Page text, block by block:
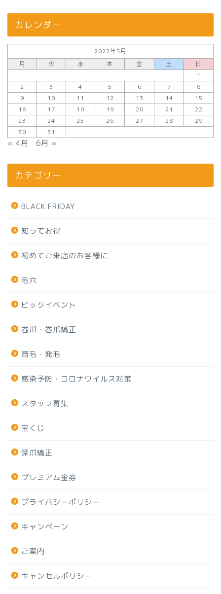
カレンダー
2022年5月
月
火 水 木 金 土
日
1
2
3 4 5 6 7
8
9
10 11 12 13 14
15
16
17 18 19 20 21
22
23
24 25 26 27 28
29
30
31
« 4月 6月 »
カテゴリー
BLACK FRIDAY
知ってお得
初めてご来店のお客様に
毛穴
ビックイベント
巻爪・巻爪矯正
育毛・発毛
感染予防・コロナウイルス対策
スタッフ募集
宝くじ
深爪矯正
プレミアム金券
プライバシーポリシー
キャンペーン
ご案内
キャンセルポリシー